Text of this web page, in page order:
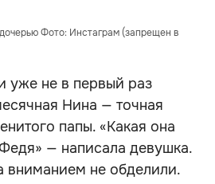
Фото: Инстаграм (запрещен в
уже не в первый раз
Нина — точная
папы. «Какая она
— написала девушка.
вниманием не обделили.